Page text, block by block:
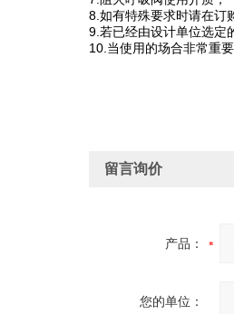
8.如有特殊要求时请在订
9.若已经由设计单位选定
10.当使用的场合非常重
留言询价
产品：
您的单位：